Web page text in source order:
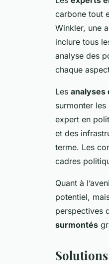
carbone tout
Winkler, une
inclure tous
analyse des
chaque
Les analyses
surmonter les
expert en
et des
terme. Les
cadres
Quant à
potentiel,
perspectives
surmontés